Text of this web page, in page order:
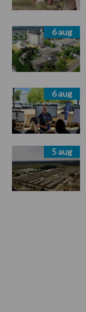
6 aug
6 aug
5 aug